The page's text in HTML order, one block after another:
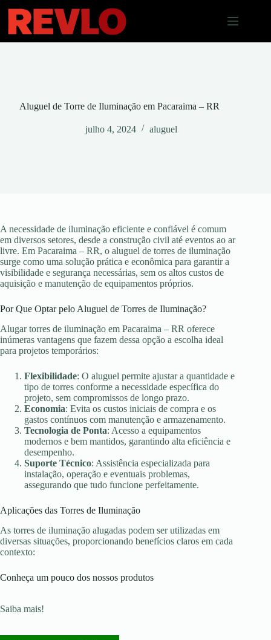
para
conteúdo
Aluguel de Torre de Iluminação em Pacaraima – RR
julho 4, 2024 aluguel
A necessidade de iluminação eficiente e confiável é comum
em diversos setores, desde a construção civil até eventos ao ar
livre. Em Pacaraima – RR, o aluguel de torres de iluminação
surge como uma solução prática e econômica para garantir a
visibilidade e segurança necessárias, sem os altos custos de
aquisição e manutenção de equipamentos próprios.
Por Que Optar pelo Aluguel de Torres de Iluminação?
Alugar torres de iluminação em Pacaraima – RR oferece
inúmeras vantagens que fazem dessa opção a escolha ideal
para projetos temporários:
Flexibilidade: O aluguel permite ajustar a quantidade e
tipo de torres conforme a necessidade específica do
projeto, sem compromissos de longo prazo.
Economia: Evita os custos iniciais de compra e os
gastos contínuos com manutenção e armazenamento.
Tecnologia de Ponta: Acesso a equipamentos
modernos e bem mantidos, garantindo alta eficiência e
desempenho.
Suporte Técnico: Assistência especializada para
instalação, operação e eventuais problemas,
assegurando que tudo funcione perfeitamente.
Aplicações das Torres de Iluminação
As torres de iluminação alugadas podem ser utilizadas em
diversas situações, proporcionando benefícios claros em cada
contexto:
Conheça um pouco dos nossos produtos
Saiba mais!